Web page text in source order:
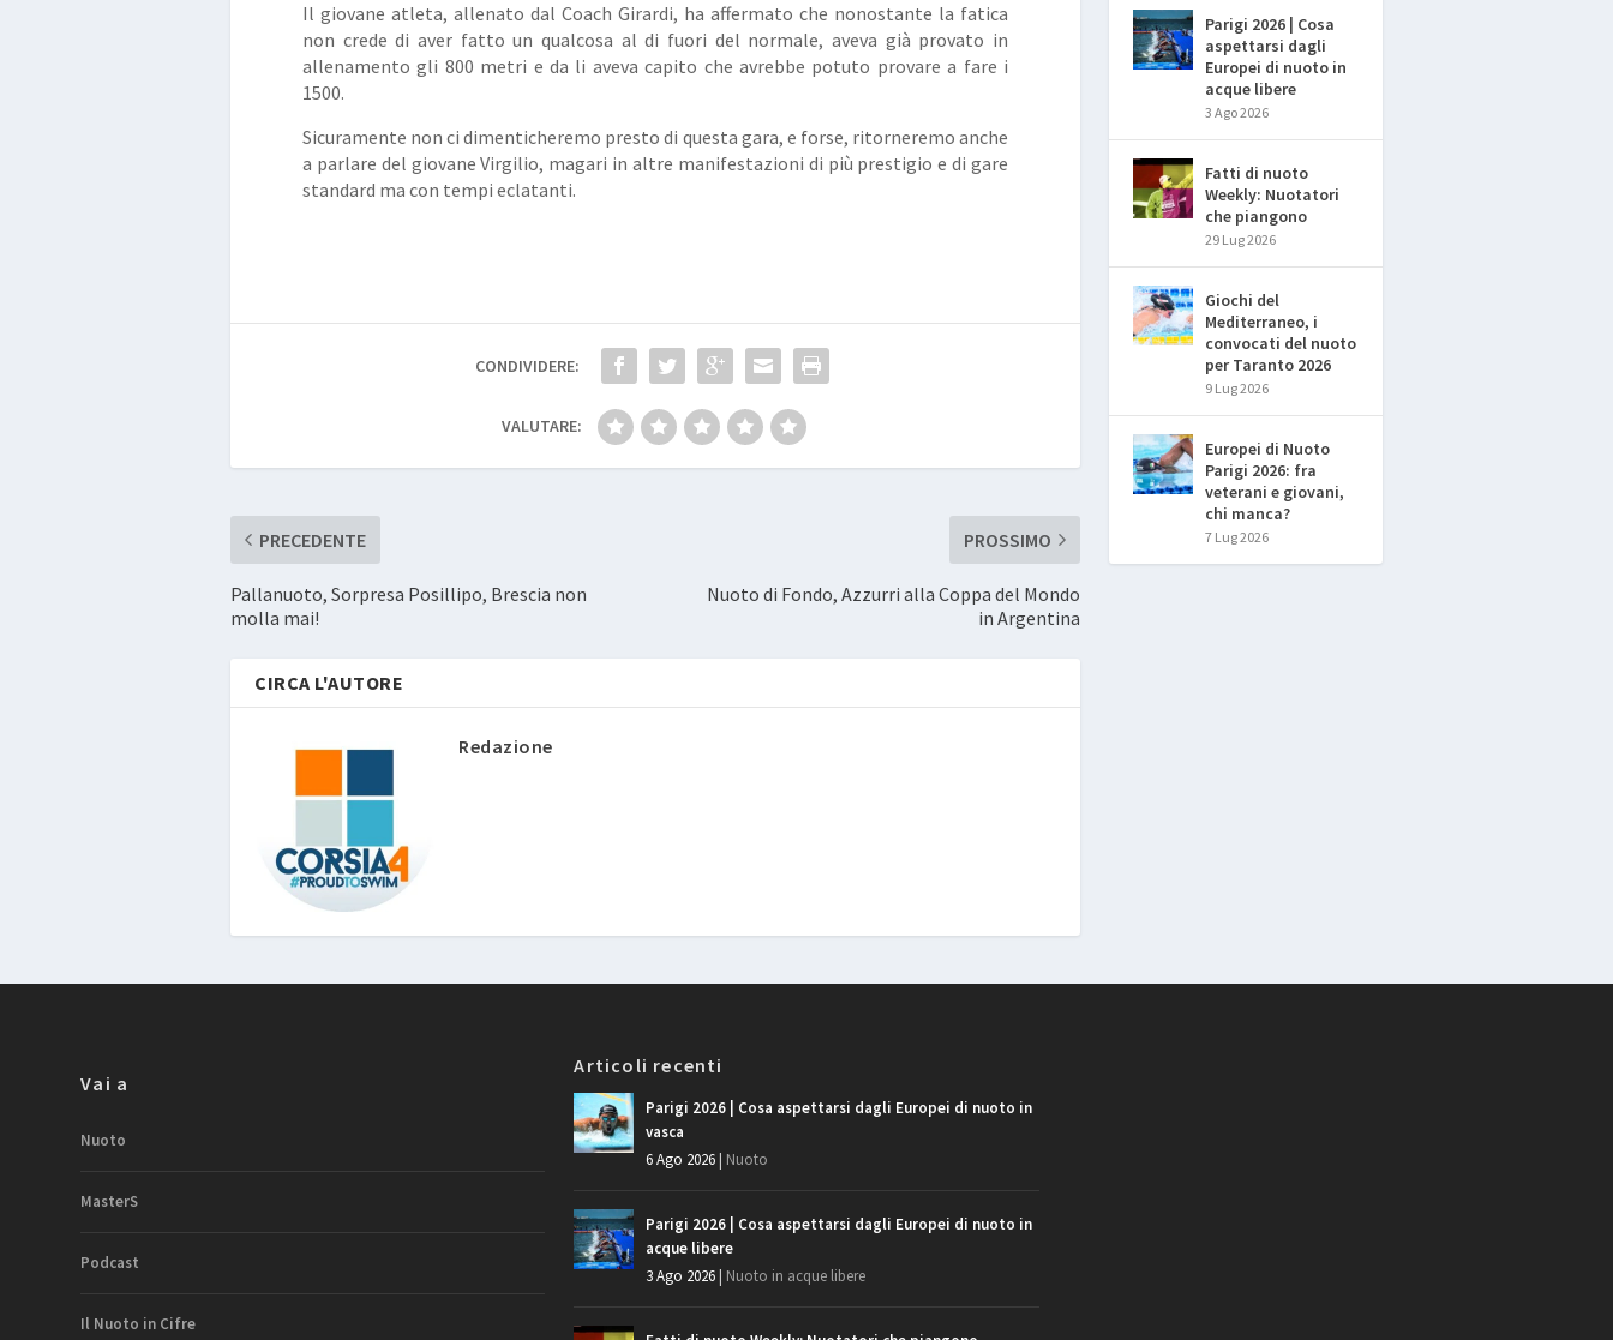
Il giovane atleta, allenato dal Coach Girardi, ha affermato che nonostante la fatica
non crede di aver fatto un qualcosa al di fuori del normale, aveva già provato in
allenamento gli 800 metri e da li aveva capito che avrebbe potuto provare a fare i
1500.
Sicuramente non ci dimenticheremo presto di questa gara, e forse, ritorneremo anche
a parlare del giovane Virgilio, magari in altre manifestazioni di più prestigio e di gare
standard ma con tempi eclatanti.
CONDIVIDERE:
VALUTARE:
PRECEDENTE
Pallanuoto, Sorpresa Posillipo, Brescia non
molla mai!
PROSSIMO
Nuoto di Fondo, Azzurri alla Coppa del Mondo
in Argentina
CIRCA L'AUTORE
Redazione
Parigi 2026 | Cosa
aspettarsi dagli
Europei di nuoto in
acque libere
3 Ago 2026
Fatti di nuoto
Weekly: Nuotatori
che piangono
29 Lug 2026
Giochi del
Mediterraneo, i
convocati del nuoto
per Taranto 2026
9 Lug 2026
Europei di Nuoto
Parigi 2026: fra
veterani e giovani,
chi manca?
7 Lug 2026
Vai a
Nuoto
MasterS
Podcast
Il Nuoto in Cifre
Articoli recenti
Parigi 2026 | Cosa aspettarsi dagli Europei di nuoto in
vasca
6 Ago 2026| Nuoto
Parigi 2026 | Cosa aspettarsi dagli Europei di nuoto in
acque libere
3 Ago 2026| Nuoto in acque libere